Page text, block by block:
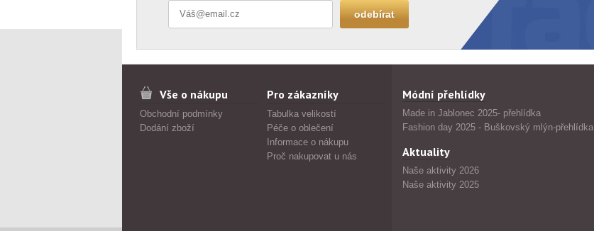
Vše o nákupu
Obchodní podmínky
Dodání zboží
Pro zákazníky
Tabulka velikostí
Péče o oblečení
Informace o nákupu
Proč nakupovat u nás
Módní přehlídky
Made in Jablonec 2025- přehlídka
Fashion day 2025 - Buškovský mlýn-přehlídka
Aktuality
Naše aktivity 2026
Naše aktivity 2025